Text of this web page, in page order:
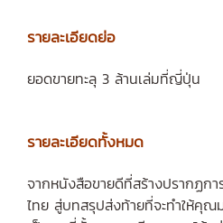
รายละเอียดย่อ
ยอดขายทะลุ 3 ล้านเล่ม
รายละเอียดทั้งหมด
จากหนังสือขายดีที่สร้างปรากฏก
ไทย สู่บทสรุปส่งท้ายที่จะทำให้คุณ